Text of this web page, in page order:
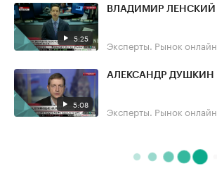
5:25
ВЛАДИМИР ЛЕНСКИЙ
Эксперты. Рынок онлайн
5:08
АЛЕКСАНДР ДУШКИН
Эксперты. Рынок онлайн